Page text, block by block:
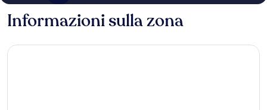
Informazioni sulla zona